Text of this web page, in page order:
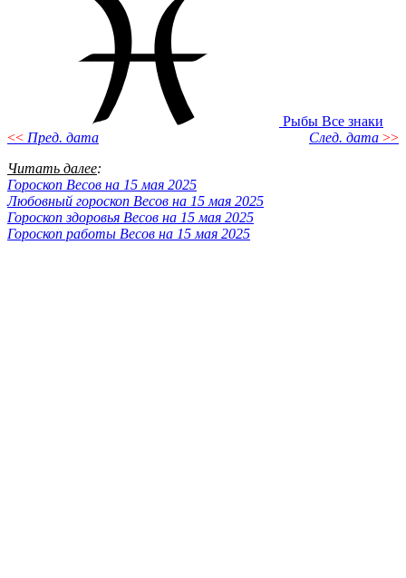
Рыбы Все знаки
<< Пред. дата След. дата >>
Читать далее:
Гороскоп Весов на 15 мая 2025
Любовный гороскоп Весов на 15 мая 2025
Гороскоп здоровья Весов на 15 мая 2025
Гороскоп работы Весов на 15 мая 2025